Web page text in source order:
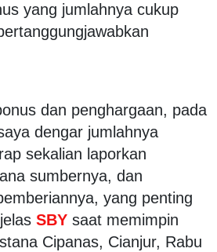
yang jumlahnya cukup
dan penghargaan, pada
dengar jumlahnya
sekalian laporkan
sumbernya, dan
yang penting
SBY saat memimpin
Cipanas, Cianjur, Rabu